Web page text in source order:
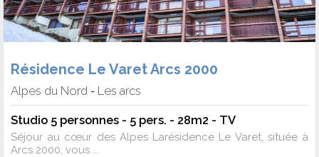
Résidence Le Varet Arcs 2000
Alpes du Nord - Les arcs
Studio 5 personnes - 5 pers. - 28m2 - TV
Séjour au cœur des Alpes Larésidence Le Varet, située à
Arcs 2000, vous ...